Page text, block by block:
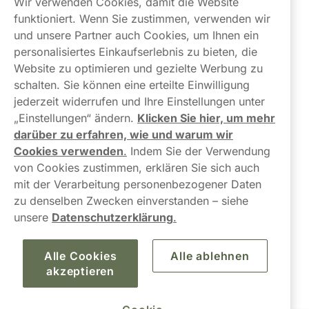
Kontaktiere uns!
hallo@northerner.com
+498001844282
Mo-Do: 08-17 Uhr (Pause: 12-13) Fr: 09-17 Uhr
Links
Über uns
funktioniert. Wenn Sie zustimmen, verwenden wir
und unsere Partner auch Cookies, um Ihnen ein
personalisiertes Einkaufserlebnis zu bieten, die
Website zu optimieren und gezielte Werbung zu
schalten. Sie können eine erteilte Einwilligung
jederzeit widerrufen und Ihre Einstellungen unter
„Einstellungen“ ändern. Klicken Sie hier, um mehr
darüber zu erfahren, wie und warum wir
Cookies verwenden. Indem Sie der Verwendung
von Cookies zustimmen, erklären Sie sich auch
mit der Verarbeitung personenbezogener Daten
zu denselben Zwecken einverstanden – siehe
unsere Datenschutzerklärung.
Alle Cookies
akzeptieren
Alle ablehnen